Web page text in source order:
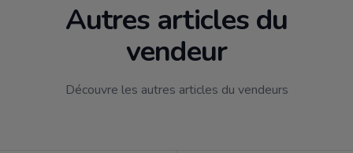
Autres articles du
vendeur
Découvre les autres articles du vendeurs